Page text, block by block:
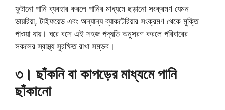
ফুটানো পানি ব্যবহার করলে পানির মাধ্যমে ছড়ানো সংক্রমণ যেমন
ডায়রিয়া, টাইফয়েড এবং অন্যান্য ব্যাকটেরিয়ার সংক্রমণ থেকে মুক্তি
পাওয়া যায়। ঘরে বসে এই সহজ পদ্ধতি অনুসরণ করলে পরিবারের
সকলের স্বাস্থ্য সুরক্ষিত রাখা সম্ভব।
৩। ছাঁকনি বা কাপড়ের মাধ্যমে পানি
ছাঁকানো